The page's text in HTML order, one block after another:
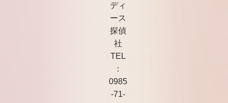
ディ
ース
探偵
社
TEL
：
0985
-71-